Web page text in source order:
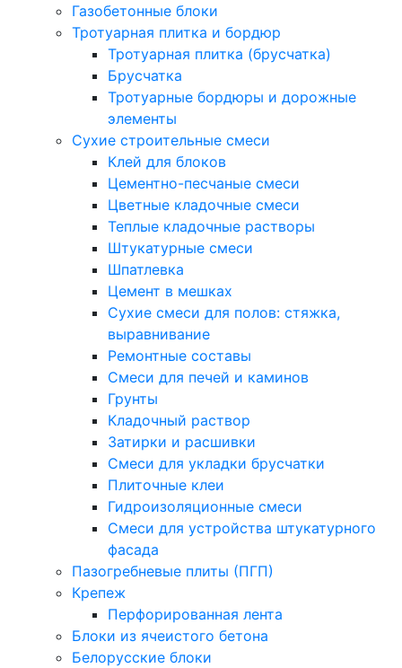
Газобетонные блоки
Тротуарная плитка и бордюр
Тротуарная плитка (брусчатка)
Брусчатка
Тротуарные бордюры и дорожные
элементы
Сухие строительные смеси
Клей для блоков
Цементно-песчаные смеси
Цветные кладочные смеси
Теплые кладочные растворы
Штукатурные смеси
Шпатлевка
Цемент в мешках
Сухие смеси для полов: стяжка,
выравнивание
Ремонтные составы
Смеси для печей и каминов
Грунты
Кладочный раствор
Затирки и расшивки
Смеси для укладки брусчатки
Плиточные клеи
Гидроизоляционные смеси
Смеси для устройства штукатурного
фасада
Пазогребневые плиты (ПГП)
Крепеж
Перфорированная лента
Блоки из ячеистого бетона
Белорусские блоки